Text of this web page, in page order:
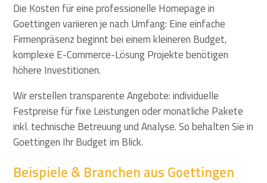
Die Kosten für eine professionelle Homepage in
Goettingen variieren je nach Umfang: Eine einfache
Firmenpräsenz beginnt bei einem kleineren Budget,
komplexe E-Commerce-Lösung Projekte benötigen
höhere Investitionen.
Wir erstellen transparente Angebote: individuelle
Festpreise für fixe Leistungen oder monatliche Pakete
inkl. technische Betreuung und Analyse. So behalten Sie in
Goettingen Ihr Budget im Blick.
Beispiele & Branchen aus Goettingen